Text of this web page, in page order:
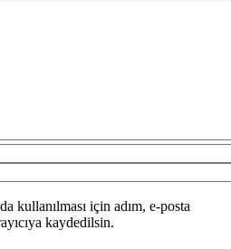
kullanılması için adım, e-posta
kaydedilsin.